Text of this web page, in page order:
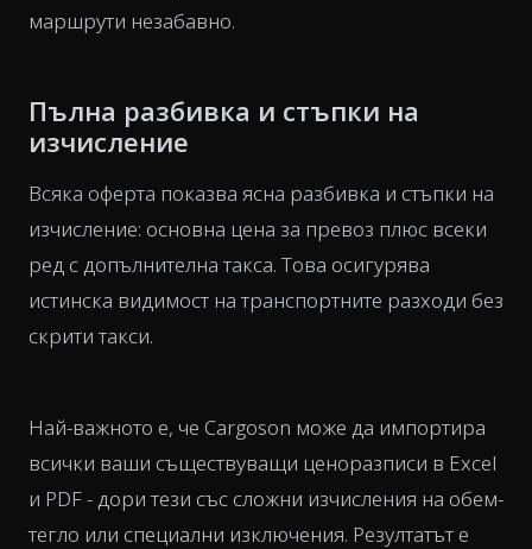
маршрути незабавно.
Пълна разбивка и стъпки на
изчисление
Всяка оферта показва ясна разбивка и стъпки на
изчисление: основна цена за превоз плюс всеки
ред с допълнителна такса. Това осигурява
истинска видимост на транспортните разходи без
скрити такси.
Най-важното е, че Cargoson може да импортира
всички ваши съществуващи ценоразписи в Excel
и PDF - дори тези със сложни изчисления на обем-
тегло или специални изключения. Резултатът е